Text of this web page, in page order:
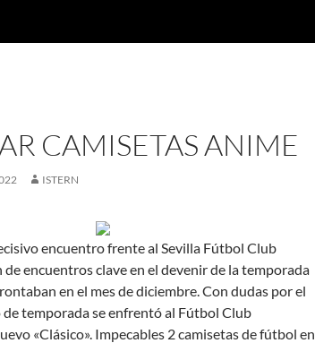
CAMISETAS ANIME
ISTERN
encuentro frente al Sevilla Fútbol Club
encuentros clave en el devenir de la temporada
en el mes de diciembre. Con dudas por el
temporada se enfrentó al Fútbol Club
«Clásico». Impecables 2 camisetas de fútbol en